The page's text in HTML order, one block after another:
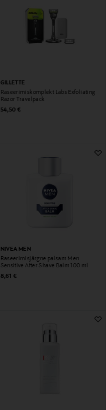
GILLETTE
Raseerimiskomplekt Labs Exfoliating
Razor Travelpack
Original Price
54,50 €
NIVEA MEN
Raseerimisjärgne palsam Men
Sensitive After Shave Balm 100 ml
Original Price
8,61 €